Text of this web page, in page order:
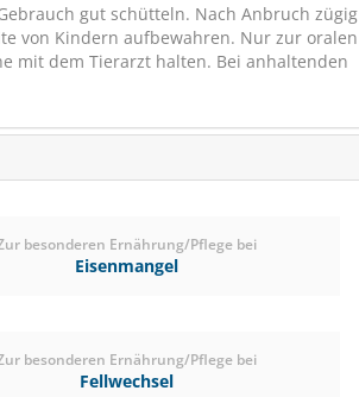
gut schütteln. Nach Anbruch zügig
von Kindern aufbewahren. Nur zur oralen
mit dem Tierarzt halten. Bei anhaltenden
besonderen Ernährung/Pflege bei
Eisenmangel
besonderen Ernährung/Pflege bei
Fellwechsel